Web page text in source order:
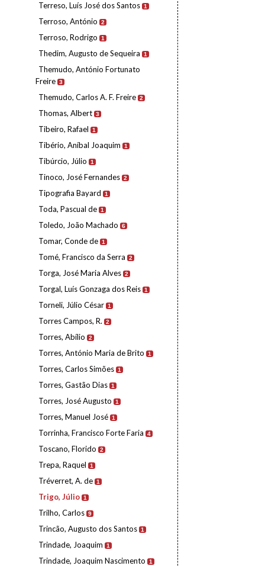
Terreso, Luís José dos Santos 1
Terroso, António 2
Terroso, Rodrigo 1
Thedim, Augusto de Sequeira 1
Themudo, António Fortunato
Freire 3
Themudo, Carlos A. F. Freire 2
Thomas, Albert 3
Tibeiro, Rafael 1
Tibério, Aníbal Joaquim 1
Tibúrcio, Júlio 1
Tinoco, José Fernandes 2
Tipografia Bayard 1
Toda, Pascual de 1
Toledo, João Machado 6
Tomar, Conde de 1
Tomé, Francisco da Serra 2
Torga, José Maria Alves 2
Torgal, Luís Gonzaga dos Reis 1
Torneli, Júlio César 1
Torres Campos, R. 2
Torres, Abílio 2
Torres, António Maria de Brito 1
Torres, Carlos Simões 1
Torres, Gastão Dias 1
Torres, José Augusto 1
Torres, Manuel José 1
Torrinha, Francisco Forte Faria 4
Toscano, Florido 2
Trepa, Raquel 1
Tréverret, A. de 1
Trigo, Júlio 1
Trilho, Carlos 9
Trincão, Augusto dos Santos 1
Trindade, Joaquim 1
Trindade, Joaquim Nascimento 1